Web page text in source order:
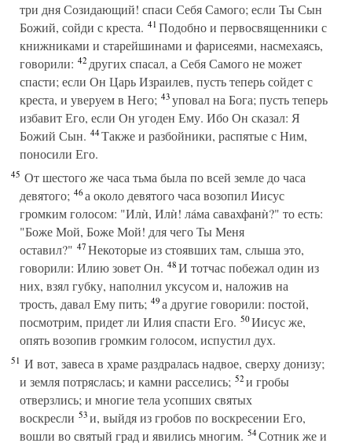
три дня Созидающий! спаси Себя Самого; если Ты Сын
Божий, сойди с креста. 41Подобно и первосвященники с
книжниками и старейшинами и фарисеями, насмехаясь,
говорили: 42других спасал, а Себя Самого не может
спасти; если Он Царь Израилев, пусть теперь сойдет с
креста, и уверуем в Него; 43уповал на Бога; пусть теперь
избавит Его, если Он угоден Ему. Ибо Он сказал: Я
Божий Сын. 44Также и разбойники, распятые с Ним,
поносили Его.
45 От шестого же часа тьма была по всей земле до часа
девятого; 46а около девятого часа возопил Иисус
громким голосом: "Илѝ, Илѝ! лáма савахфанѝ?" то есть:
"Боже Мой, Боже Мой! для чего Ты Меня
оставил?" 47Некоторые из стоявших там, слыша это,
говорили: Илию зовет Он. 48И тотчас побежал один из
них, взял губку, наполнил уксусом и, наложив на
трость, давал Ему пить; 49а другие говорили: постой,
посмотрим, придет ли Илия спасти Его. 50Иисус же,
опять возопив громким голосом, испустил дух.
51 И вот, завеса в храме раздралась надвое, сверху донизу;
и земля потряслась; и камни расселись; 52и гробы
отверзлись; и многие тела усопших святых
воскресли 53и, выйдя из гробов по воскресении Его,
вошли во святый град и явились многим. 54Сотник же и